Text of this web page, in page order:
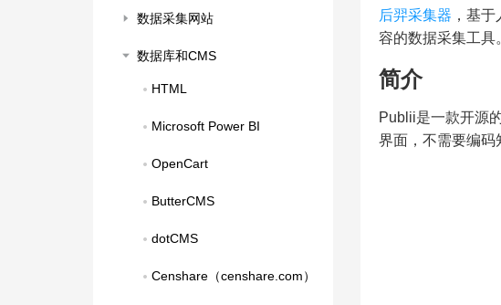
数据采集网站
数据库和CMS
HTML
Microsoft Power BI
OpenCart
ButterCMS
dotCMS
Censhare（censhare.com）
后羿采集器 ，基
容的数据采集工具。
简介
Publii是一款开源
界面，不需要编码